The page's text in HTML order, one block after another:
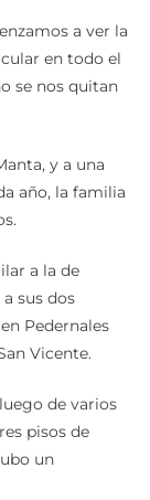
a ver la
en todo el
se nos quitan
y a una
año, la familia
a la de
sus dos
Pedernales
Vicente.
de varios
pisos de
un